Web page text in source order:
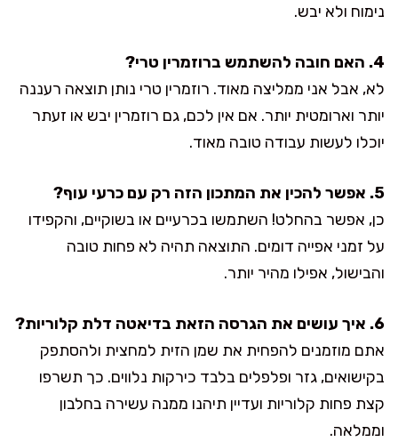
נימוח ולא יבש.
4. האם חובה להשתמש ברוזמרין טרי?
לא, אבל אני ממליצה מאוד. רוזמרין טרי נותן תוצאה רעננה
יותר וארומטית יותר. אם אין לכם, גם רוזמרין יבש או זעתר
יוכלו לעשות עבודה טובה מאוד.
5. אפשר להכין את המתכון הזה רק עם כרעי עוף?
כן, אפשר בהחלט! השתמשו בכרעיים או בשוקיים, והקפידו
על זמני אפייה דומים. התוצאה תהיה לא פחות טובה
והבישול, אפילו מהיר יותר.
6. איך עושים את הגרסה הזאת בדיאטה דלת קלוריות?
אתם מוזמנים להפחית את שמן הזית למחצית ולהסתפק
בקישואים, גזר ופלפלים בלבד כירקות נלווים. כך תשרפו
קצת פחות קלוריות ועדיין תיהנו ממנה עשירה בחלבון
וממלאה.